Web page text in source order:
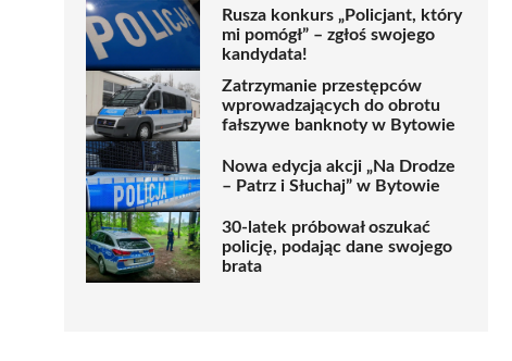
Rusza konkurs „Policjant, który
mi pomógł” – zgłoś swojego
kandydata!
Zatrzymanie przestępców
wprowadzających do obrotu
fałszywe banknoty w Bytowie
Nowa edycja akcji „Na Drodze
– Patrz i Słuchaj” w Bytowie
30-latek próbował oszukać
policję, podając dane swojego
brata